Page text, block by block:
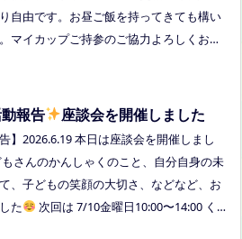
自由です。お昼ご飯を持ってきても構い
マイカップご持参のご協力よろしくお願
備中央町田土3109-3） 日時：令和８年7
火）10:00~13:00頃 場所：玉島某所 参加
報告 座談会を開催しました
告】2026.6.19 本日は座談会を開催しまし
さんのかんしゃくのこと、自分自身の未
、子どもの笑顔の大切さ、などなど、お
た
次回は 7/10金曜日10:00〜14:00 く